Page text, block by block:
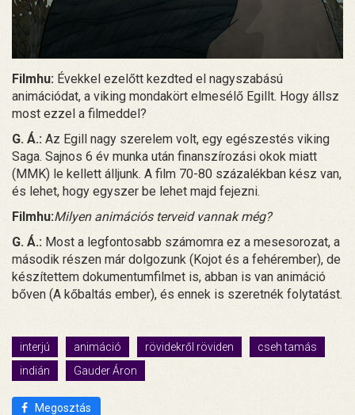
Filmhu: Évekkel ezelőtt kezdted el nagyszabású
animációdat, a viking mondakört elmesélő Egillt. Hogy állsz
most ezzel a filmeddel?
G. Á.: Az Egill nagy szerelem volt, egy egészestés viking
Saga. Sajnos 6 év munka után finanszírozási okok miatt
(MMK) le kellett álljunk. A film 70-80 százalékban kész van,
és lehet, hogy egyszer be lehet majd fejezni.
Filmhu:Milyen animációs terveid vannak még?
G. Á.: Most a legfontosabb számomra ez a mesesorozat, a
második részen már dolgozunk (Kojot és a fehérember), de
készítettem dokumentumfilmet is, abban is van animáció
bőven (A kőbaltás ember), és ennek is szeretnék folytatást.
interjú animáció rövidekről röviden
cseh tamás
indián
Gauder Áron
Megosztás